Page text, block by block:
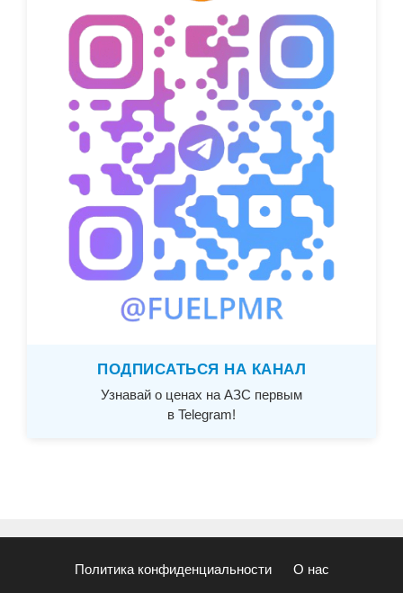
ПОДПИСАТЬСЯ НА КАНАЛ
Узнавай о ценах на АЗС первым
в Telegram!
Политика конфиденциальности О нас